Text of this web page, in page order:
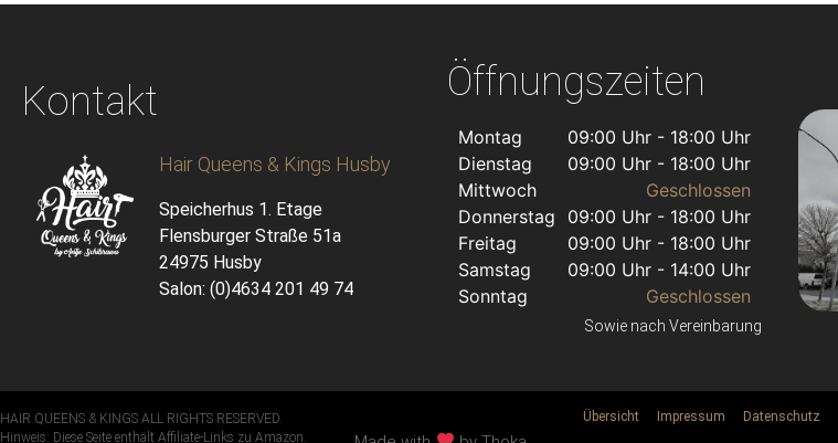
coloriertem Haar. Wir stellen die Schuppenschicht
unter Duschtauben für dreißig Minuten bis eine Stunde
auf. Wir erreichen maximale Durchdringung durch diese
während der ganzen Saison. Wir verwandeln Winter-
Haar-Herausforderungen in Gelegenheiten für tiefe
Nährstoffversorgung und Reparatur.
Kontakt
Hair Queens & Kings Husby
Speicherhus 1. Etage
Flensburger Straße 51a
24975 Husby
Salon: (0)4634 201 49 74
Öffnungszeiten
Montag
09:00 Uhr - 18:00 Uhr
Dienstag
09:00 Uhr - 18:00 Uhr
Mittwoch
Geschlossen
Donnerstag
09:00 Uhr - 18:00 Uhr
Freitag
09:00 Uhr - 18:00 Uhr
Samstag
09:00 Uhr - 14:00 Uhr
Sonntag
Geschlossen
Sowie nach Vereinbarung
HAIR QUEENS & KINGS ALL RIGHTS RESERVED.
Hinweis: Diese Seite enthält Affiliate-Links zu Amazon.
Übersicht Impressum Datenschutz